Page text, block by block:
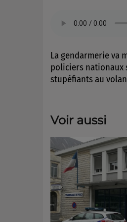
La gendarmerie va
policiers nationaux
stupéfiants au
Voir aussi